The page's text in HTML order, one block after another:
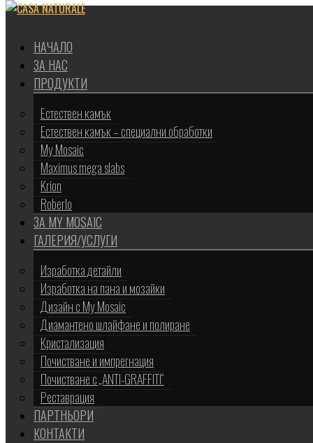
НАЧАЛО
ЗА НАС
ПРОДУКТИ
Естествен камък
Естествен камък – специални обработки
My Mosaic
Maximus mega slabs
Krion
Roberlo
ЗА MY MOSAIC
ГАЛЕРИЯ/УСЛУГИ
Изработка детайли
Изработка на пана и мозайки
Дизайн с My Mosaic
Диамантено шлайфане и полиране
Кристализация
Почистване и импрегнация
Почистване с „ANTI-GRAFFITI“
Реставрация
ПАРТНЬОРИ
КОНТАКТИ